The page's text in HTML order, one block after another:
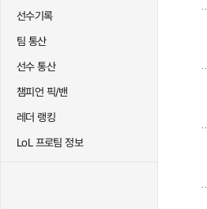
선수기록
팀 통산
선수 통산
챔피언 픽/밴
레더 랭킹
LoL 프로팀 정보